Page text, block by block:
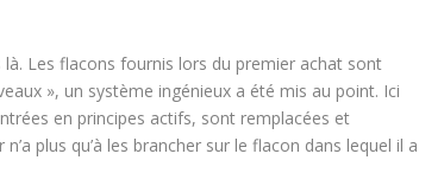
Les flacons fournis lors du premier achat sont
», un système ingénieux a été mis au point. Ici
en principes actifs, sont remplacées et
plus qu’à les brancher sur le flacon dans lequel il a